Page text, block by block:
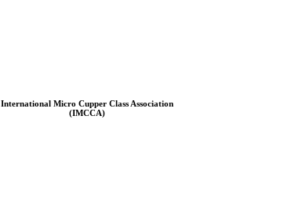
International Micro Cupper Class Association
(IMCCA)